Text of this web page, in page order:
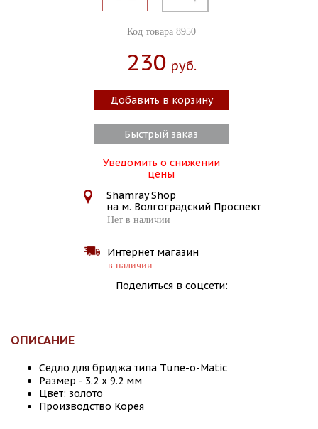
Код товара 8950
230 Руб.
Добавить в корзину
Быстрый заказ
Уведомить о снижении
цены
Shamray Shop
на м. Волгоградский Проспект
Нет в наличии
Интернет магазин
в наличии
Поделиться в соцсети:
ОПИСАНИЕ
Седло для бриджа типа Tune-o-Matic
Размер - 3.2 х 9.2 мм
Цвет: золото
Производство Корея